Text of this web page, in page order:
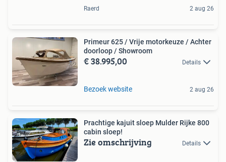
Raerd 2 aug 26
Primeur 625 / Vrije motorkeuze / Achter
doorloop / Showroom
€ 38.995,00 Details
Bezoek website 2 aug 26
Prachtige kajuit sloep Mulder Rijke 800
cabin sloep!
Zie omschrijving Details